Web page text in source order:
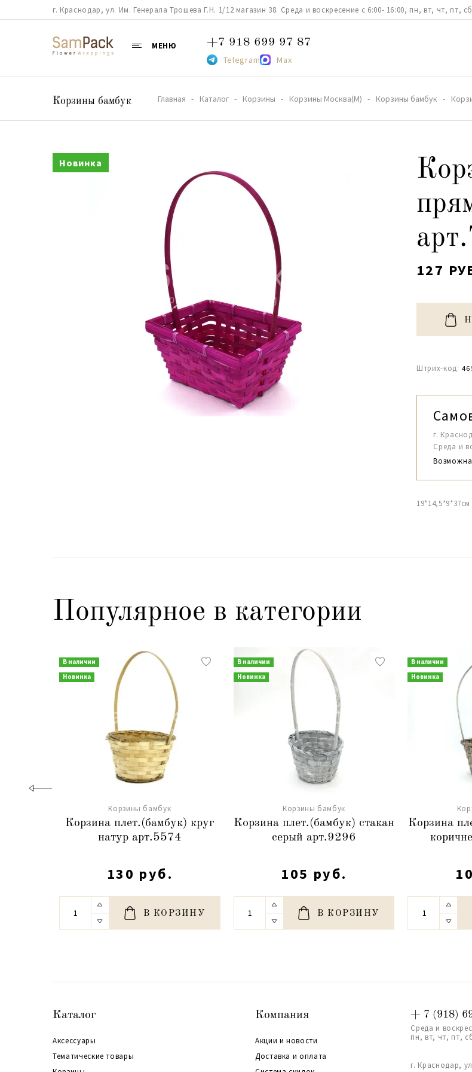
г. Краснодар, ул. Им. Генерала Трошева Г.Н. 1/12 магазин 38. Среда и воскресение с 6:00- 16:00, пн, вт, чт, пт,
МЕНЮ +7 918 699 97 87
Telegram Max
Корзины бамбук Главная Каталог Корзины Корзины Москва(М) Корзины бамбук
Новинка
127
Штрих-код:
г.
Среда и
19*14,5*9*37см
Популярное в категории
В наличии
Новинка
Корзины бамбук
Корзина плет.(бамбук) круг
натур арт.5574
130 руб.
В КОРЗИНУ
В наличии
Новинка
Корзины бамбук
Корзина плет.(бамбук) стакан
серый арт.9296
105 руб.
В КОРЗИНУ
В наличии
Новинка
Корзина
Каталог
Аксессуары
Тематические товары
Компания
Акции и новости
Доставка и оплата
+ 7 (918)
Среда и
пн, вт, чт, пт,
г. Краснодар,